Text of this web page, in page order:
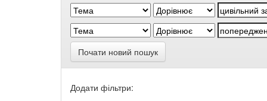
Почати новий пошук
Додати фільтри: